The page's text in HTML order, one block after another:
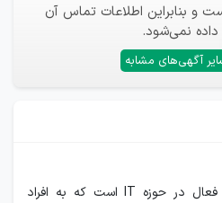
و بنابراین اطلاعات تماس آن
نمی‌شود.
آگهی‌های مشابه
شرکت کوچ لنسر یک شرکت فعال در حوزه IT است که به افراد